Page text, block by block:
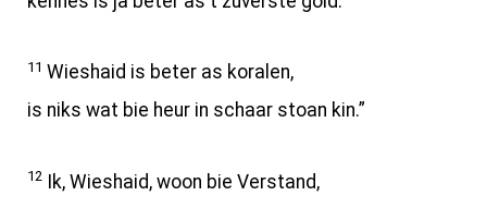
11 Wieshaid is beter as koralen,
is niks wat bie heur in schaar stoan kin.”
12
Ik, Wieshaid, woon bie Verstand,